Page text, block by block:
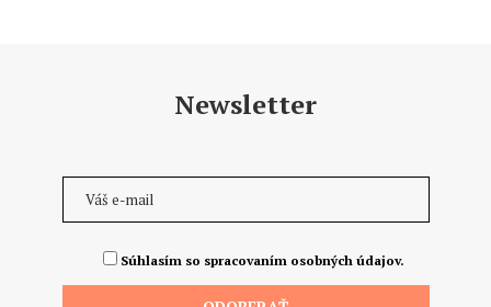
Newsletter
Súhlasím so spracovaním osobných údajov.